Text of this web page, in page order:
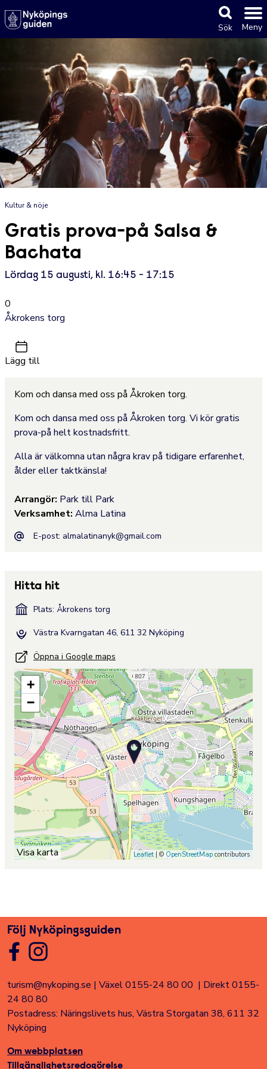
Sök Meny
Kultur & nöje
Gratis prova-på Salsa &
Bachata
Lördag 15 augusti, kl. 16:45 - 17:15
0
Åkrokens torg
Lägg till
Kom och dansa med oss på Åkroken torg.
Kom och dansa med oss på Åkroken torg. Vi kör gratis
prova-på helt kostnadsfritt.
Alla är välkomna utan några krav på tidigare erfarenhet,
ålder eller taktkänsla!
Arrangör: Park till Park
Verksamhet: Alma Latina
E-post: almalatinanyk@gmail.com
Hitta hit
Plats: Åkrokens torg
Västra Kvarngatan 46, 611 32 Nyköping
Öppna i Google maps
+
−
Leaflet| ©OpenStreetMapcontributors
Visa karta
Följ Nyköpingsguiden
turism@nykoping.se | Växel 0155-24 80 00 | Direkt 0155-
24 80 80
Postadress: Näringslivets hus, Västra Storgatan 38, 611 32
Nyköping
Om webbplatsen
Tillgänglighetsredogörelse